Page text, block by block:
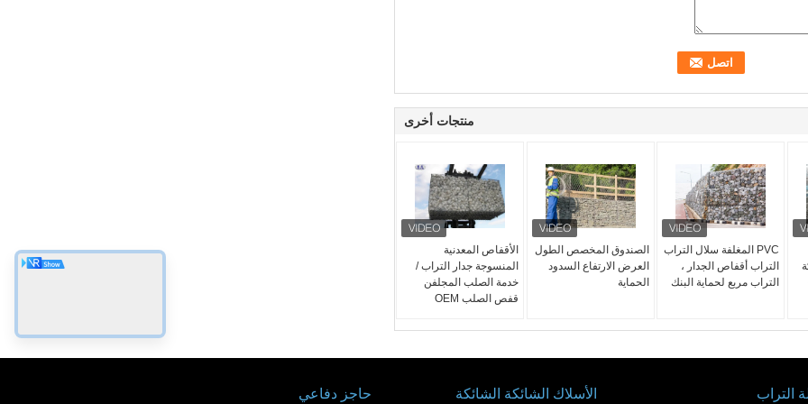
منتجات أخرى
الأقفاص المعدنية
المنسوجة جدار التراب /
خدمة الصلب المجلفن
قفص الصلب OEM
الصندوق المخصص الطول
العرض الارتفاع السدود
الحماية
PVC المغلفة سلال التراب
التراب أقفاص الجدار ،
التراب مربع لحماية البنك
حاجز دفاعي الأسلاك الشائكة الشائكة التراب